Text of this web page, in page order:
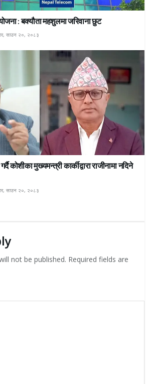
: बक्यौता महशुलमा जरिवाना छुट
साउन २०, २०८३
कोशीका मुख्यमन्त्री कार्कीद्वारा राजीनामा नदिने
साउन २०, २०८३
not be published. Required fields are